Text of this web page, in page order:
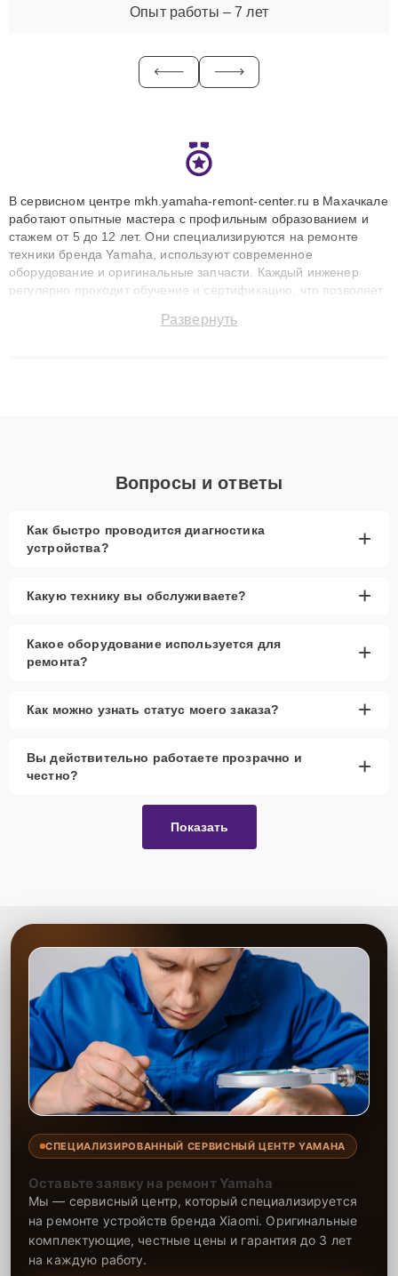
Опыт работы – 7 лет
В сервисном центре mkh.yamaha-remont-center.ru в Махачкале
работают опытные мастера с профильным образованием и
стажем от 5 до 12 лет. Они специализируются на ремонте
техники бренда Yamaha, используют современное
оборудование и оригинальные запчасти. Каждый инженер
регулярно проходит обучение и сертификацию, что позволяет
технику с сохранением гарантии до 3 лет. Наши мастера
Развернуть
Вопросы и ответы
Как быстро проводится диагностика
устройства?
+
Какую технику вы обслуживаете? +
Какое оборудование используется для
ремонта?
+
Как можно узнать статус моего заказа? +
Вы действительно работаете прозрачно и
честно?
+
Показать
СПЕЦИАЛИЗИРОВАННЫЙ СЕРВИСНЫЙ ЦЕНТР YAMAHA
Оставьте заявку на ремонт Yamaha
Мы — сервисный центр, который специализируется
на ремонте устройств бренда Xiaomi. Оригинальные
комплектующие, честные цены и гарантия до 3 лет
на каждую работу.